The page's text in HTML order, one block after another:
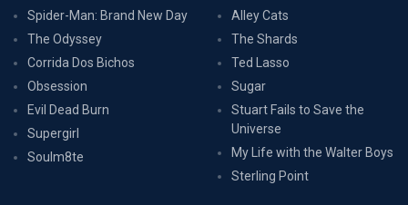
Spider-Man: Brand New Day
The Odyssey
Corrida Dos Bichos
Obsession
Evil Dead Burn
Supergirl
Soulm8te
Alley Cats
The Shards
Ted Lasso
Sugar
Stuart Fails to Save the
Universe
My Life with the Walter Boys
Sterling Point